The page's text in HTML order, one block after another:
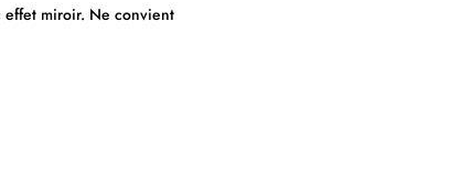
effet miroir. Ne convient